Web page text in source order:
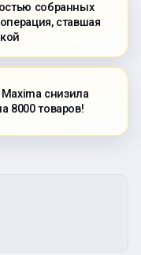
собранных
ставшая
снизила
8000 товаров!